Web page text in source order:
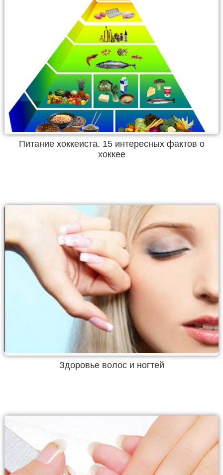
Питание хоккеиста. 15 интересных фактов о
хоккее
Здоровье волос и ногтей